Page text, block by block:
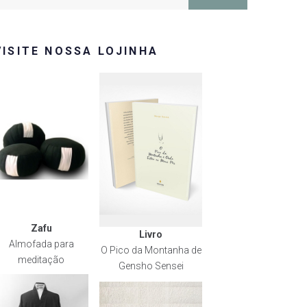
NOSSA LOJINHA
Zafu
Almofada para
meditação
Livro
O Pico da Montanha de
Gensho Sensei